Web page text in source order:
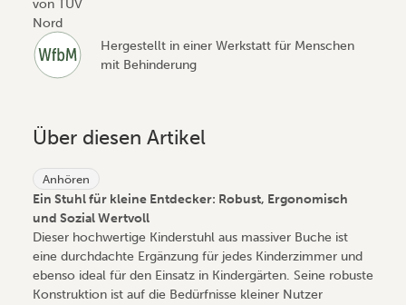
Hergestellt in einer Werkstatt für Menschen
mit Behinderung
Über diesen Artikel
Anhören
Ein Stuhl für kleine Entdecker: Robust, Ergonomisch
und Sozial Wertvoll
Dieser hochwertige Kinderstuhl aus massiver Buche ist
eine durchdachte Ergänzung für jedes Kinderzimmer und
ebenso ideal für den Einsatz in Kindergärten. Seine robuste
Konstruktion ist auf die Bedürfnisse kleiner Nutzer